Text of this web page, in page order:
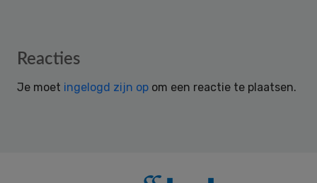
Reader
Reacties
Je moet ingelogd zijn op om een reactie te plaatsen.